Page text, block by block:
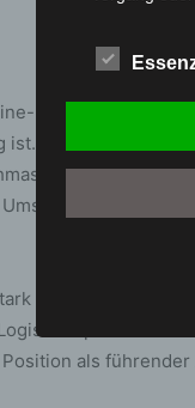
Elektronikhändler
Mit einem
und
von 2,4
in sein
in
als
das Ordnen,
das
oder eine
die
d)
Profiling ist
Daten, die
werden, um